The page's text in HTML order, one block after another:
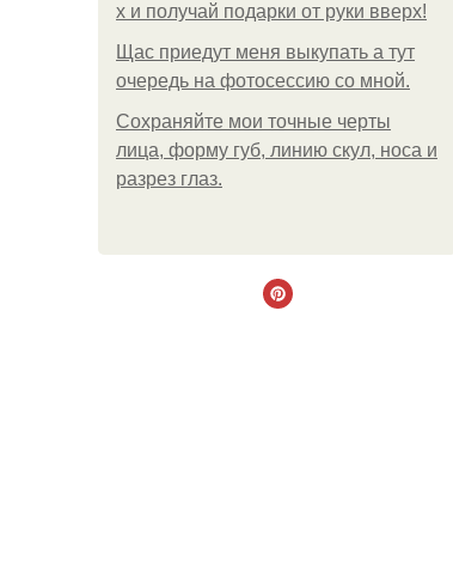
х и получай подарки от руки вверх!
Щас приедут меня выкупать а тут
очередь на фотосессию со мной.
Сохраняйте мои точные черты
лица, форму губ, линию скул, носа и
разрез глаз.